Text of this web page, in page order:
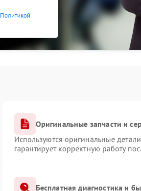
Политикой
Оригинальные запчасти и
Используются оригинальные
гарантирует корректную работу
Бесплатная диагностика и